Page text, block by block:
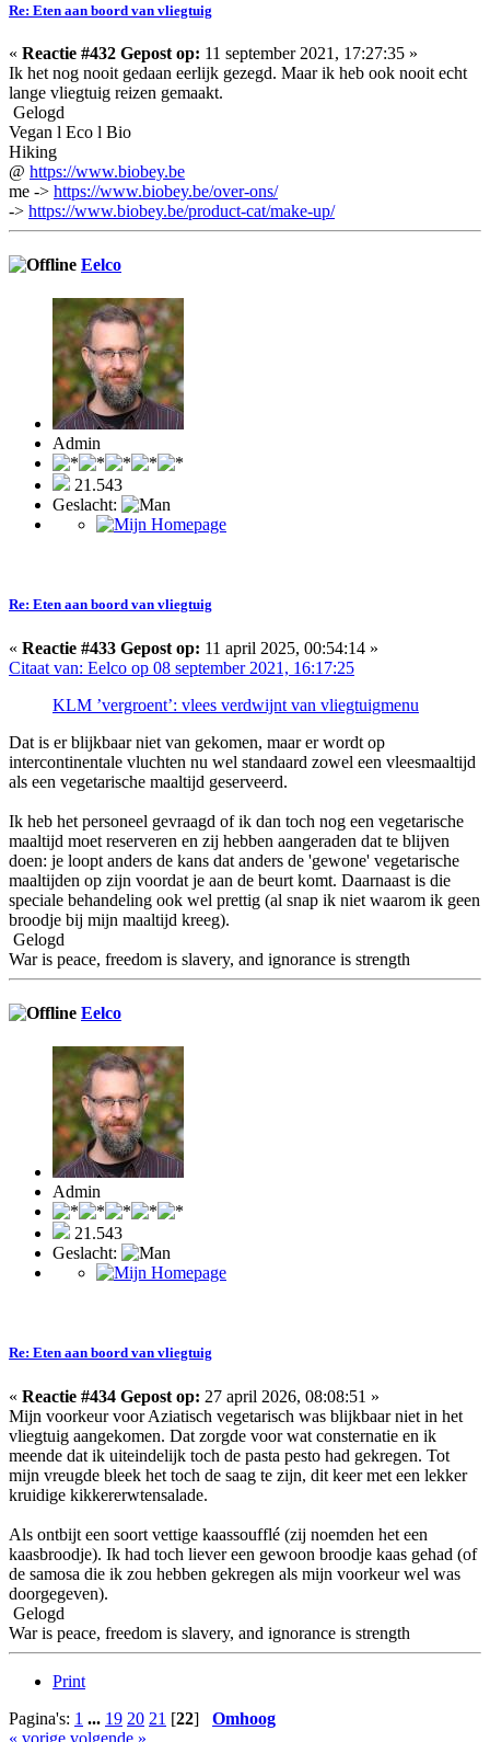
Re: Eten aan boord van vliegtuig
« Reactie #432 Gepost op: 11 september 2021, 17:27:35 »
Ik het nog nooit gedaan eerlijk gezegd. Maar ik heb ook nooit echt
lange vliegtuig reizen gemaakt.
Gelogd
Vegan l Eco l Bio
Hiking
@ https://www.biobey.be
me -> https://www.biobey.be/over-ons/
-> https://www.biobey.be/product-cat/make-up/
Eelco
Admin
21.543
Geslacht:
Re: Eten aan boord van vliegtuig
« Reactie #433 Gepost op: 11 april 2025, 00:54:14 »
Citaat van: Eelco op 08 september 2021, 16:17:25
KLM ’vergroent’: vlees verdwijnt van vliegtuigmenu
Dat is er blijkbaar niet van gekomen, maar er wordt op
intercontinentale vluchten nu wel standaard zowel een vleesmaaltijd
als een vegetarische maaltijd geserveerd.
Ik heb het personeel gevraagd of ik dan toch nog een vegetarische
maaltijd moet reserveren en zij hebben aangeraden dat te blijven
doen: je loopt anders de kans dat anders de 'gewone' vegetarische
maaltijden op zijn voordat je aan de beurt komt. Daarnaast is die
speciale behandeling ook wel prettig (al snap ik niet waarom ik geen
broodje bij mijn maaltijd kreeg).
Gelogd
War is peace, freedom is slavery, and ignorance is strength
Eelco
Admin
21.543
Geslacht:
Re: Eten aan boord van vliegtuig
« Reactie #434 Gepost op: 27 april 2026, 08:08:51 »
Mijn voorkeur voor Aziatisch vegetarisch was blijkbaar niet in het
vliegtuig aangekomen. Dat zorgde voor wat consternatie en ik
meende dat ik uiteindelijk toch de pasta pesto had gekregen. Tot
mijn vreugde bleek het toch de saag te zijn, dit keer met een lekker
kruidige kikkererwtensalade.
Als ontbijt een soort vettige kaassoufflé (zij noemden het een
kaasbroodje). Ik had toch liever een gewoon broodje kaas gehad (of
de samosa die ik zou hebben gekregen als mijn voorkeur wel was
doorgegeven).
Gelogd
War is peace, freedom is slavery, and ignorance is strength
Print
Pagina's: 1 ... 19 20 21 [22] Omhoog
« vorige volgende »